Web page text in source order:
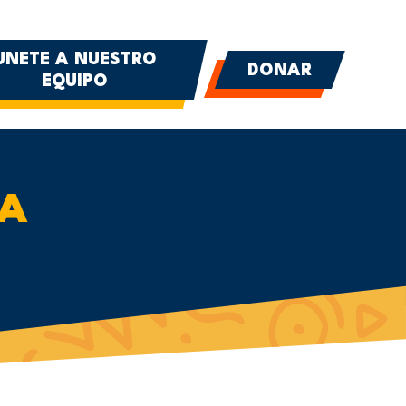
A NUESTRO
EQUIPO
DONAR